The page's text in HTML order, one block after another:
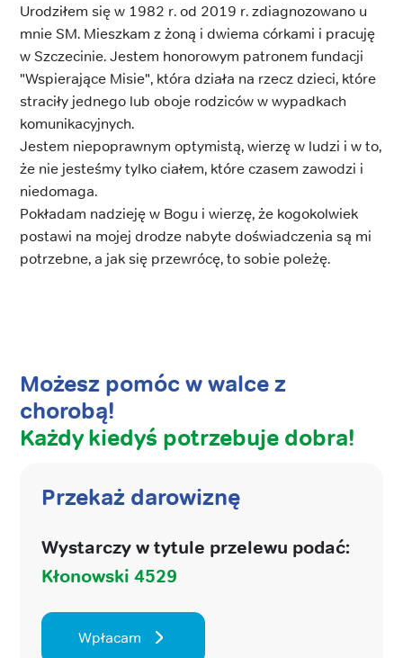
Urodziłem się w 1982 r. od 2019 r. zdiagnozowano u
mnie SM. Mieszkam z żoną i dwiema córkami i pracuję
w Szczecinie. Jestem honorowym patronem fundacji
"Wspierające Misie", która działa na rzecz dzieci, które
straciły jednego lub oboje rodziców w wypadkach
komunikacyjnych.
Jestem niepoprawnym optymistą, wierzę w ludzi i w to,
że nie jesteśmy tylko ciałem, które czasem zawodzi i
niedomaga.
Pokładam nadzieję w Bogu i wierzę, że kogokolwiek
postawi na mojej drodze nabyte doświadczenia są mi
potrzebne, a jak się przewrócę, to sobie poleżę.
Możesz pomóc w walce z
chorobą!
Każdy kiedyś potrzebuje dobra!
Przekaż darowiznę
Wystarczy w tytule przelewu podać:
Kłonowski 4529
Wpłacam